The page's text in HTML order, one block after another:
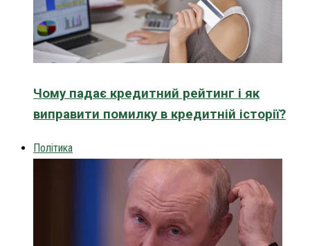
Чому падає кредитний рейтинг і як
виправити помилку в кредитній історії?
Політика